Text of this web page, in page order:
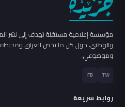
مؤسسة إعلامية مستقلة تهدف إلى نشر
والوطني، حول كل ما يخص العراق
وموضوعي.
TW
FB
روابط سريعة